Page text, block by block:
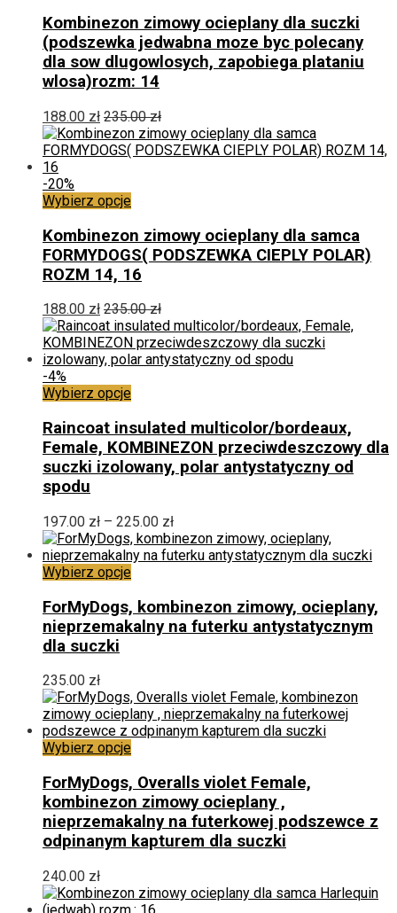
ma
wiele
wariantów.
Opcje
można
na
stronie
produktu
Kombinezon zimowy ocieplany dla suczki
(podszewka jedwabna moze byc polecany
dla sow dlugowlosych, zapobiega plataniu
wlosa)rozm: 14
188.00 zł 235.00zł
-20%
Wybierz opcjeTen
ma
wiele
wariantów.
Opcje
można
wybrać
na
stronie
produktu
Kombinezon zimowy ocieplany dla samca
FORMYDOGS( PODSZEWKA CIEPLY POLAR)
ROZM 14, 16
188.00 zł 235.00zł
-4%
Wybierz opcjeTen
ma
wiele
wariantów.
Opcje
na
stronie
produktu
Raincoat insulated multicolor/bordeaux,
Female, KOMBINEZON przeciwdeszczowy dla
suczki izolowany, polar antystatyczny od
spodu
197.00 zł – 225.00 złZakres
cen:
od
225.00 zł
Wybierz opcjeTen
ma
wiele
wariantów.
wybrać
na
stronie
produktu
ForMyDogs, kombinezon zimowy, ocieplany,
nieprzemakalny na futerku antystatycznym
dla suczki
235.00 zł
Wybierz opcjeTen
ma
wiele
wariantów.
Opcje
można
stronie
ForMyDogs, Overalls violet Female,
kombinezon zimowy ocieplany ,
nieprzemakalny na futerkowej podszewce z
odpinanym kapturem dla suczki
240.00 zł